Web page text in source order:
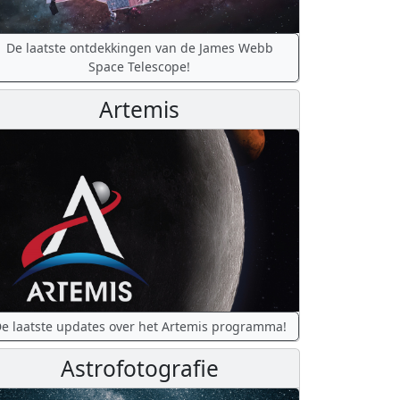
De laatste ontdekkingen van de James Webb
Space Telescope!
Artemis
laatste updates over het Artemis programma!
Astrofotografie